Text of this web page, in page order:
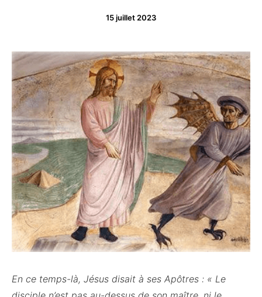
15 juillet 2023
En ce temps-là, Jésus disait à ses Apôtres : « Le